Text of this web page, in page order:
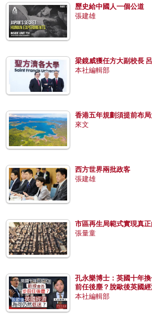
歷史給中國人一個公道
張建雄
梁鏡威獲任方大副校長
本社編輯部
香港五年規劃須提前布
來文
西方世界兩批政客
張建雄
市區再生局範式實現真
張量童
孔永樂博士：英國十年
前任後塵？脫歐後英國
本社編輯部